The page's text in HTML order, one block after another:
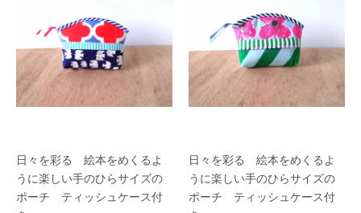
日々を彩る 絵本をめくるよ
うに楽しい手のひらサイズの
ポーチ ティッシュケース付
日々を彩る 絵本をめくるよ
うに楽しい手のひらサイズの
ポーチ ティッシュケース付